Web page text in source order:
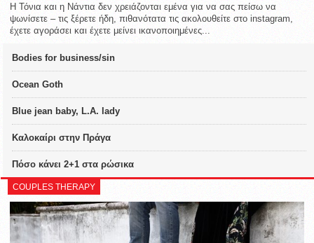
Η Τόνια και η Νάντια δεν χρειάζονται εμένα για να σας πείσω να
ψωνίσετε – τις ξέρετε ήδη, πιθανότατα τις ακολουθείτε στο instagram,
έχετε αγοράσει και έχετε μείνει ικανοποιημένες...
Bodies for business/sin
Ocean Goth
Blue jean baby, L.A. lady
Καλοκαίρι στην Πράγα
Πόσο κάνει 2+1 στα ρώσικα
COUPLES THERAPY